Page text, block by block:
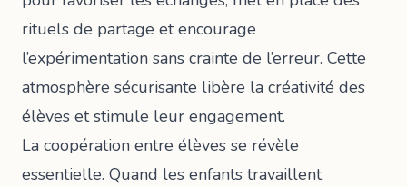
rituels de partage et encourage
l’expérimentation sans crainte de l’erreur. Cette
atmosphère sécurisante libère la créativité des
élèves et stimule leur engagement.
La coopération entre élèves se révèle
essentielle. Quand les enfants travaillent